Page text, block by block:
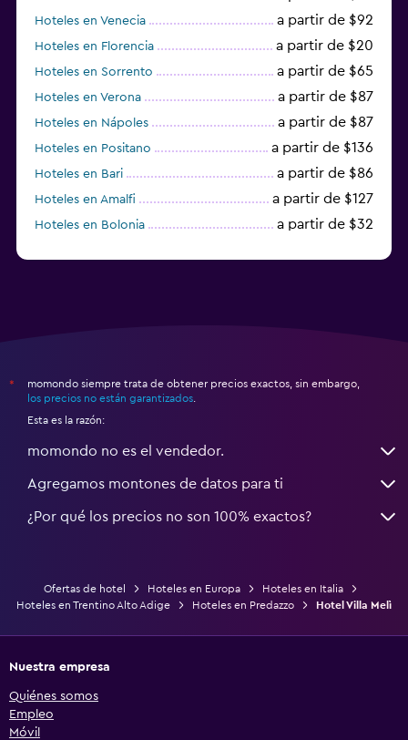
Hoteles en Venecia a partir de $92
Hoteles en Florencia a partir de $20
Hoteles en Sorrento a partir de $65
Hoteles en Verona a partir de $87
Hoteles en Nápoles a partir de $87
Hoteles en Positano a partir de $136
Hoteles en Bari a partir de $86
Hoteles en Amalfi a partir de $127
Hoteles en Bolonia a partir de $32
*
momondo siempre trata de obtener precios exactos, sin embargo,
los precios no están garantizados
Esta es la razón:
momondo no es el vendedor.
Agregamos montones de datos para ti
¿Por qué los precios no son 100% exactos?
Ofertas de hotel Hoteles en Europa
Hoteles en Italia
Hoteles en Trentino Alto Adige
Hoteles en Predazzo Hotel Villa Melì
Nuestra empresa
Quiénes somos
Empleo
Móvil